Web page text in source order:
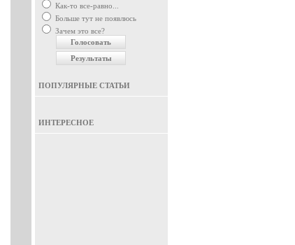
Как-то все-равно...
Больше тут не появлюсь
Зачем это все?
ПОПУЛЯРНЫЕ СТАТЬИ
ИНТЕРЕСНОЕ